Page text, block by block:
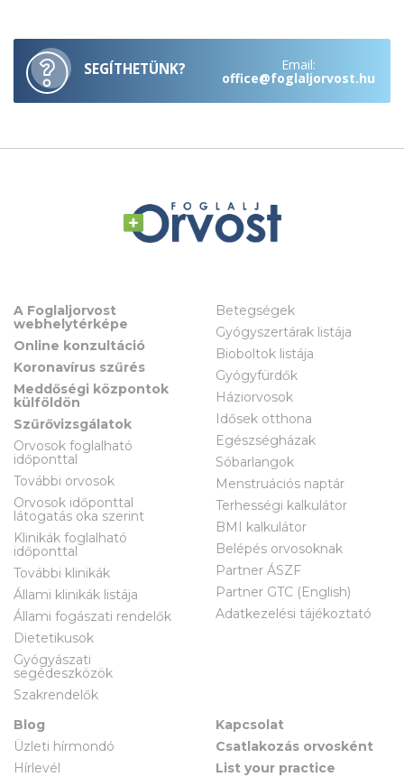
SEGÍTHETÜNK? Email:
office@foglaljorvost.hu
A Foglaljorvost
webhelytérképe
Online konzultáció
Koronavírus szűrés
Meddőségi központok
külföldön
Szűrővizsgálatok
Orvosok foglalható
időponttal
További orvosok
Orvosok időponttal
látogatás oka szerint
Klinikák foglalható
időponttal
További klinikák
Állami klinikák listája
Állami fogászati rendelők
Dietetikusok
Gyógyászati
segédeszközök
Szakrendelők
Betegségek
Gyógyszertárak listája
Bioboltok listája
Gyógyfürdők
Háziorvosok
Idősek otthona
Egészségházak
Sóbarlangok
Menstruációs naptár
Terhességi kalkulátor
BMI kalkulátor
Belépés orvosoknak
Partner ÁSZF
Partner GTC (English)
Adatkezelési tájékoztató
Blog
Üzleti hírmondó
Hírlevél
Kapcsolat
Csatlakozás orvosként
List your practice